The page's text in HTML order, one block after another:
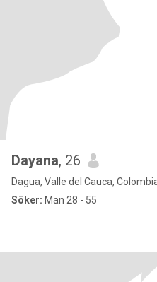
Dayana, 26
Dagua, Valle del Cauca,
Söker: Man 28 - 55